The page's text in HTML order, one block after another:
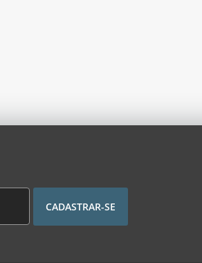
CADASTRAR-SE